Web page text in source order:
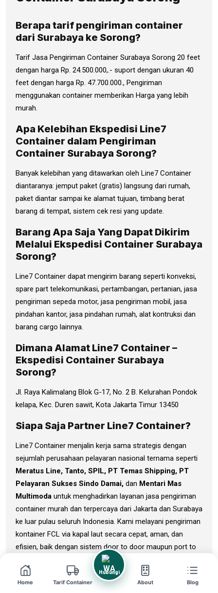
Berapa tarif pengiriman container
dari Surabaya ke Sorong?
Tarif Jasa Pengiriman Container Surabaya Sorong 20 feet
dengan harga Rp. 24.500.000,.- suport dengan ukuran 40
feet dengan harga Rp. 47.700.000., Pengiriman
menggunakan container memberikan Harga yang lebih
murah.
Apa Kelebihan Ekspedisi Line7
Container dalam Pengiriman
Container Surabaya Sorong?
Banyak kelebihan yang ditawarkan oleh Line7 Container
diantaranya: jemput paket (gratis) langsung dari rumah,
paket diantar sampai ke alamat tujuan, timbang berat
barang di tempat, sistem cek resi yang update.
Barang Apa Saja Yang Dapat Dikirim
Melalui Ekspedisi Container Surabaya
Sorong?
Line7 Container dapat mengirim barang seperti konveksi,
spare part telekomunikasi, pertambangan, pertanian, jasa
pengiriman sepeda motor, jasa pengiriman mobil, jasa
pindahan kantor, jasa pindahan rumah, alat kontruksi dan
barang cargo lainnya.
Dimana Alamat Line7 Container –
Ekspedisi Container Surabaya
Sorong?
Jl. Raya Kalimalang Blok G-17, No. 2 B. Kelurahan Pondok
kelapa, Kec. Duren sawit, Kota Jakarta Timur 13450
Siapa Saja Partner Line7 Container?
Line7 Container menjalin kerja sama strategis dengan
sejumlah perusahaan pelayaran nasional ternama seperti
Meratus Line, Tanto, SPIL, PT Temas Shipping, PT
Pelayaran Sukses Sindo Damai, dan Mentari Mas
Multimoda untuk menghadirkan layanan jasa pengiriman
container murah dan terpercaya dari Jakarta dan Surabaya
ke luar pulau seluruh Indonesia. Kami melayani pengiriman
kontainer FCL via kapal laut secara cepat, aman, dan
efisien, baik dengan sistem door to door maupun port to
port, sesuai kebutuhan pelanggan bisnis dan industri.
Berapa lama estimasi waktu
Home Tarif Container
Hubungi
About Blog